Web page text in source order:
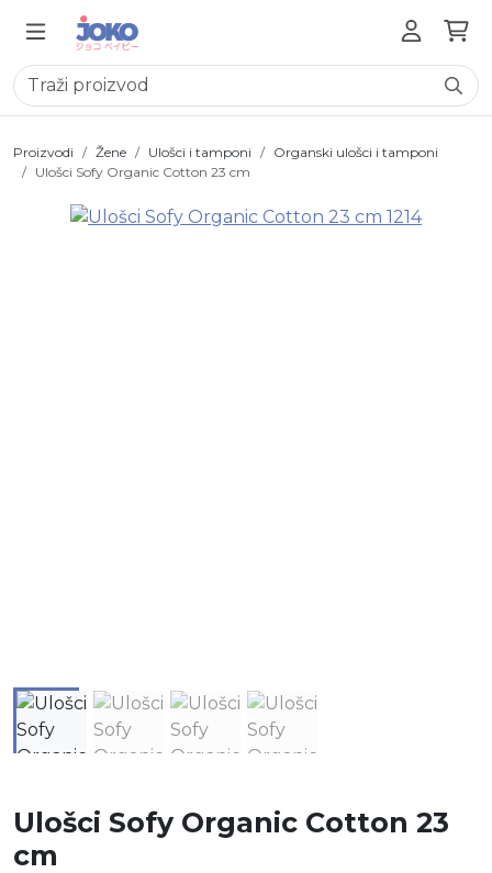
Proizvodi Žene Ulošci i tamponi
Organski ulošci i tamponi
Ulošci Sofy Organic Cotton 23 cm
Ulošci Sofy Organic Cotton 23
cm